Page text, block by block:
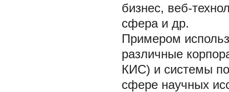
бизнес, веб-
сфера и др.
Примером
различные
КИС) и системы
сфере научных